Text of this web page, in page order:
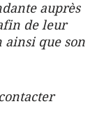
auprès
de leur
ainsi que son